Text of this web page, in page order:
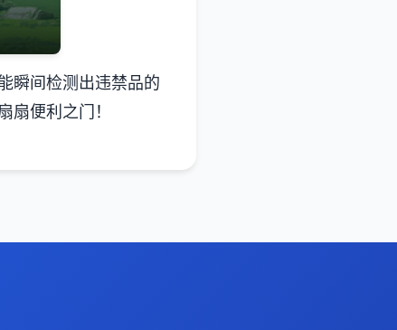
瞬间检测出违禁品的
扇便利之门！